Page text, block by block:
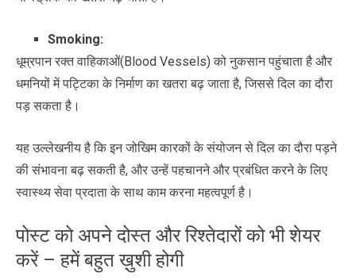
Smoking:
धूम्रपान रक्त वाहिकाओं(Blood Vessels) को नुकसान पहुंचाता है और
धमनियों में पट्टिका के निर्माण का खतरा बढ़ जाता है, जिससे दिल का दौरा
पड़ सकता है।
यह उल्लेखनीय है कि इन जोखिम कारकों के संयोजन से दिल का दौरा पड़ने
की संभावना बढ़ सकती है, और उन्हें पहचानने और प्रबंधित करने के लिए
स्वास्थ्य सेवा प्रदाता के साथ काम करना महत्वपूर्ण है।
पोस्ट को अपने दोस्त और रिश्तेदारों को भी शेयर
करें – हमें बहुत ख़ुशी होगी